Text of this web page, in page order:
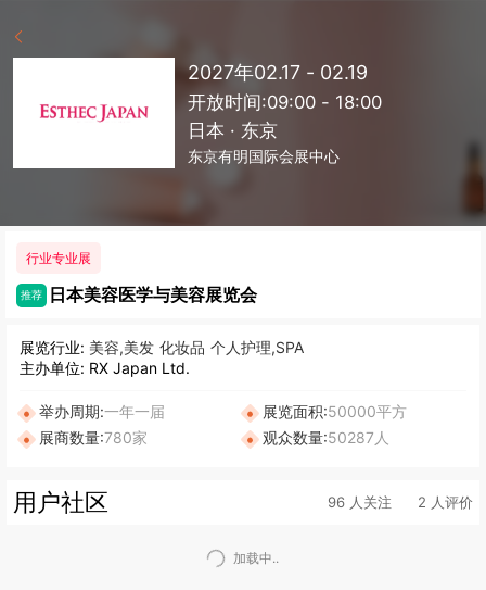
2027年02.17 - 02.19
开放时间:09:00 - 18:00
日本 · 东京
东京有明国际会展中心
行业专业展
推荐 日本美容医学与美容展览会
展览行业: 美容,美发 化妆品 个人护理,SPA
主办单位: RX Japan Ltd.
举办周期:一年一届 展览面积:50000平方
展商数量:780家 观众数量:50287人
用户社区 96 人关注 2 人评价
加载中..